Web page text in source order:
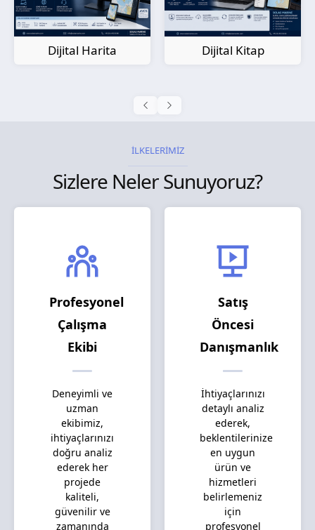
Dijital Kitap
Kağıt Harita
İLKELERİMİZ
Sizlere Neler Sunuyoruz?
Profesyonel
Çalışma
Ekibi
Deneyimli ve
uzman
ekibimiz,
ihtiyaçlarınızı
doğru analiz
ederek her
projede
kaliteli,
güvenilir ve
zamanında
Satış
Öncesi
Danışmanlık
İhtiyaçlarınızı
detaylı analiz
ederek,
beklentilerinize
en uygun
ürün ve
hizmetleri
belirlemeniz
için
profesyonel